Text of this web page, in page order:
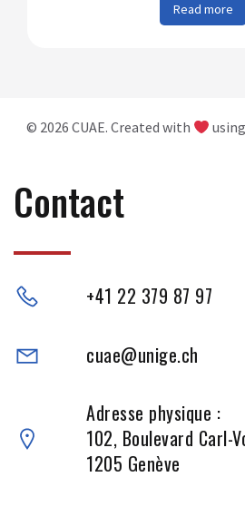
Read more
© 2026 CUAE. Created with
Contact
+41 22 379 87 97
cuae@unige.ch
Adresse physique :
102, Boulevard Carl-
1205 Genève